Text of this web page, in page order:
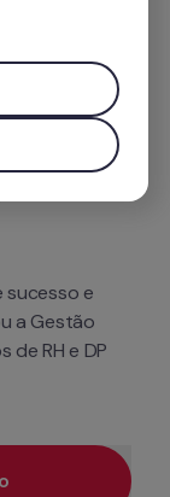
inteiro
da área.
sucesso e
a Gestão
RH e DP